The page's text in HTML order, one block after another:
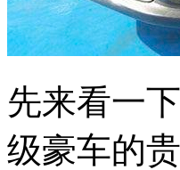
先来看一
级豪车的